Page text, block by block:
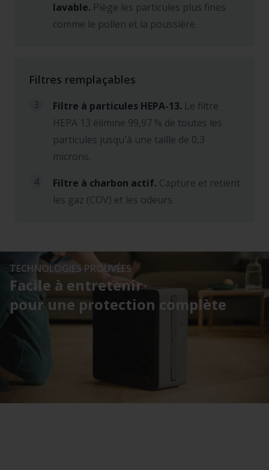
lavable. Piège les particules plus fines
comme le pollen et la poussière.
Filtres remplaçables
3 Filtre à particules HEPA-13. Le filtre
HEPA 13 élimine 99,97 % de toutes les
particules jusqu'à une taille de 0,3
microns.
4
Filtre à charbon actif. Capture et retient
les gaz (COV) et les odeurs.
TECHNOLOGIES PROUVÉES
Facile à entretenir
pour une protection complète